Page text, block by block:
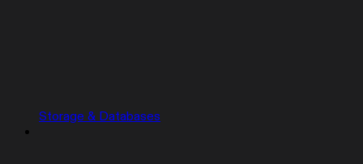
Storage & Databases